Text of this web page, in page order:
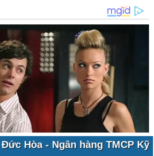
Hòa - Ngân hàng TMCP Kỹ